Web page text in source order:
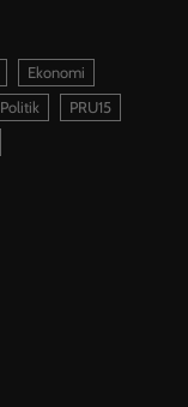
Ekonomi
Politik
PRU15